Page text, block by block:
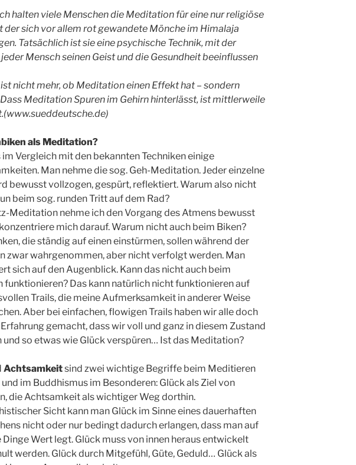
halten viele Menschen die Meditation für eine nur religiöse
der sich vor allem rot gewandete Mönche im Himalaja
Tatsächlich ist sie eine psychische Technik, mit der
Mensch seinen Geist und die Gesundheit beeinflussen
nicht mehr, ob Meditation einen Effekt hat – sondern
Meditation Spuren im Gehirn hinterlässt, ist mittlerweile
als Meditation?
im Vergleich mit den bekannten Techniken einige
Man nehme die sog. Geh-Meditation. Jeder einzelne
bewusst vollzogen, gespürt, reflektiert. Warum also nicht
beim sog. runden Tritt auf dem Rad?
Meditation nehme ich den Vorgang des Atmens bewusst
mich darauf. Warum nicht auch beim Biken?
die ständig auf einen einstürmen, sollen während der
zwar wahrgenommen, aber nicht verfolgt werden. Man
sich auf den Augenblick. Kann das nicht auch beim
funktionieren? Das kann natürlich nicht funktionieren auf
Trails, die meine Aufmerksamkeit in anderer Weise
Aber bei einfachen, flowigen Trails haben wir alle doch
gemacht, dass wir voll und ganz in diesem Zustand
und so etwas wie Glück verspüren… Ist das Meditation?
Achtsamkeitsind zwei wichtige Begriffe beim Meditieren
im Buddhismus im Besonderen: Glück als Ziel von
die Achtsamkeit als wichtiger Weg dorthin.
Sicht kann man Glück im Sinne eines dauerhaften
nicht oder nur bedingt dadurch erlangen, dass man auf
Wert legt. Glück muss von innen heraus entwickelt
werden. Glück durch Mitgefühl, Güte, Geduld… Glück als